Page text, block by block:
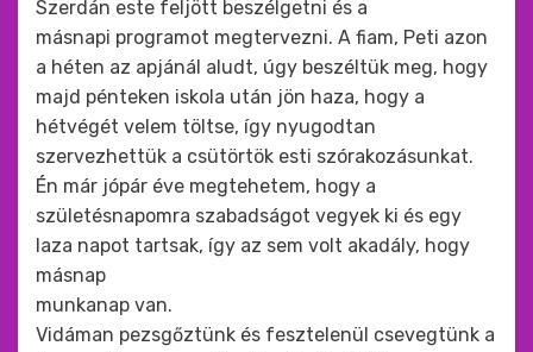
Szerdán este feljött beszélgetni és a
másnapi programot megtervezni. A fiam, Peti azon
a héten az apjánál aludt, úgy beszéltük meg, hogy
majd pénteken iskola után jön haza, hogy a
hétvégét velem töltse, így nyugodtan
szervezhettük a csütörtök esti szórakozásunkat.
Én már jópár éve megtehetem, hogy a
születésnapomra szabadságot vegyek ki és egy
laza napot tartsak, így az sem volt akadály, hogy
másnap
munkanap van.
Vidáman pezsgőztünk és fesztelenül csevegtünk a